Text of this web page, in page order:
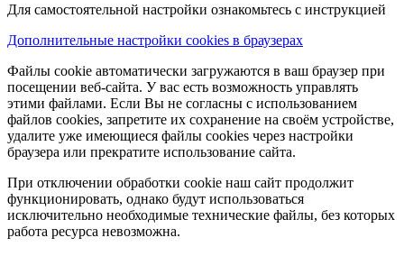
Для самостоятельной настройки ознакомьтесь с инструкцией
Дополнительные настройки cookies в браузерах
Файлы cookie автоматически загружаются в ваш браузер при
посещении веб-сайта. У вас есть возможность управлять
этими файлами. Если Вы не согласны с использованием
файлов cookies, запретите их сохранение на своём устройстве,
удалите уже имеющиеся файлы cookies через настройки
браузера или прекратите использование сайта.
При отключении обработки cookie наш сайт продолжит
функционировать, однако будут использоваться
исключительно необходимые технические файлы, без которых
работа ресурса невозможна.